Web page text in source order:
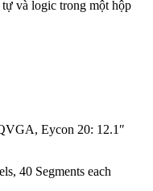
và logic trong một hộp
Eycon 20: 12.1″
Segments each